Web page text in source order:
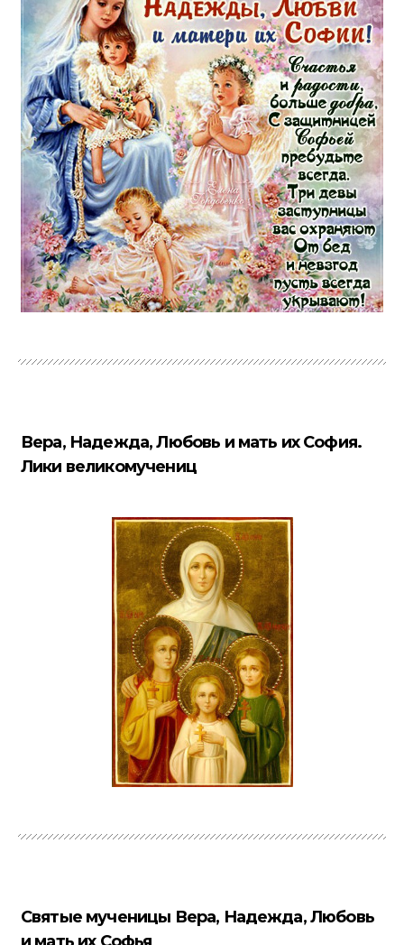
Вера, Надежда, Любовь и мать их София.
Лики великомучениц
Святые мученицы Вера, Надежда, Любовь